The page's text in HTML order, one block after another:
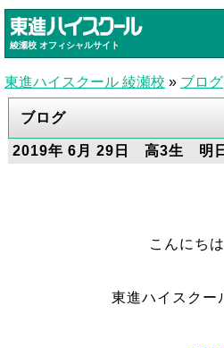
綾瀬校 オフィシャルサイト
東進ハイスクール 綾瀬校 » ブログ
ブログ
2019年 6月 29日 高3生 明日
こんにちは
東進ハイスクー